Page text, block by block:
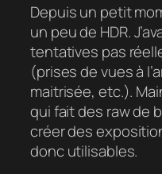
Depuis un petit
un peu de HDR.
tentatives pas
(prises de vues à
maitrisée, etc.).
qui fait des raw de
créer des
donc utilisables.